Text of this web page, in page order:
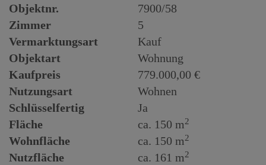
Objektnr.
7900/58
Zimmer
5
Vermarktungsart
Kauf
Objektart
Wohnung
Kaufpreis
779.000,00 €
Nutzungsart
Wohnen
Schlüsselfertig
Ja
Fläche
ca. 150 m2
Wohnfläche ca. 150 m2
Nutzfläche ca. 161 m2